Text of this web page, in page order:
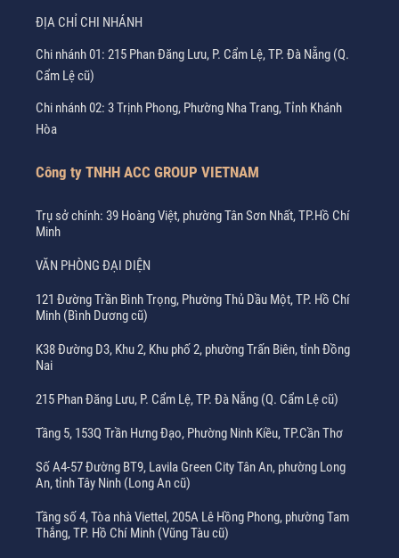
ĐỊA CHỈ CHI NHÁNH
Chi nhánh 01: 215 Phan Đăng Lưu, P. Cẩm Lệ, TP. Đà Nẵng (Q.
Cẩm Lệ cũ)
Chi nhánh 02: 3 Trịnh Phong, Phường Nha Trang, Tỉnh Khánh
Hòa
Công ty TNHH ACC GROUP VIETNAM
Trụ sở chính: 39 Hoàng Việt, phường Tân Sơn Nhất, TP.Hồ Chí
Minh
VĂN PHÒNG ĐẠI DIỆN
121 Đường Trần Bình Trọng, Phường Thủ Dầu Một, TP. Hồ Chí
Minh (Bình Dương cũ)
K38 Đường D3, Khu 2, Khu phố 2, phường Trấn Biên, tỉnh Đồng
Nai
215 Phan Đăng Lưu, P. Cẩm Lệ, TP. Đà Nẵng (Q. Cẩm Lệ cũ)
Tầng 5, 153Q Trần Hưng Đạo, Phường Ninh Kiều, TP.Cần Thơ
Số A4-57 Đường BT9, Lavila Green City Tân An, phường Long
An, tỉnh Tây Ninh (Long An cũ)
Tầng số 4, Tòa nhà Viettel, 205A Lê Hồng Phong, phường Tam
Thắng, TP. Hồ Chí Minh (Vũng Tàu cũ)